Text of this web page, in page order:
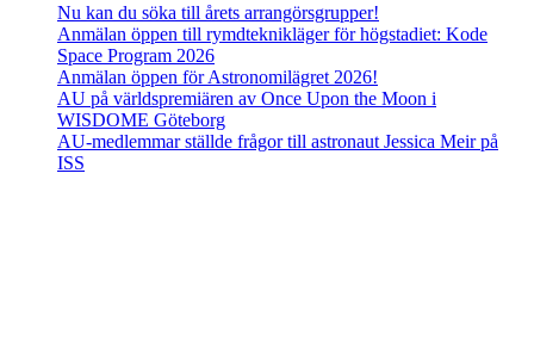
Nu kan du söka till årets arrangörsgrupper!
Anmälan öppen till rymdteknikläger för högstadiet: Kode
Space Program 2026
Anmälan öppen för Astronomilägret 2026!
AU på världspremiären av Once Upon the Moon i
WISDOME Göteborg
AU-medlemmar ställde frågor till astronaut Jessica Meir på
ISS